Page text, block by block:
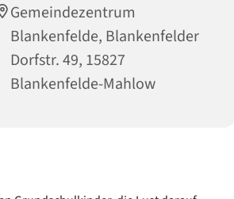
Gemeindezentrum
Blankenfelde, Blankenfelder
Dorfstr. 49, 15827
Blankenfelde-Mahlow